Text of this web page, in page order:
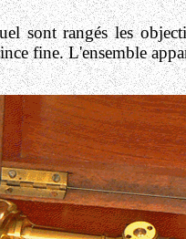
sont rangés les
fine. L'ensemble